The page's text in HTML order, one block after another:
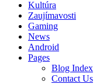
Kultúra
Zaujímavosti
Gaming
News
Android
Pages
Blog Index
Contact Us